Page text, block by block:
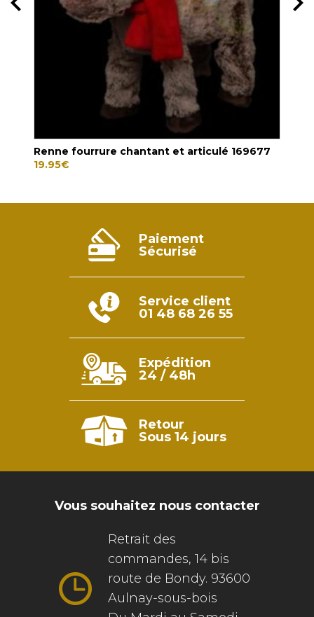
Renne fourrure chantant et articulé 169677
19.95€
Paiement
Sécurisé
Service client
01 48 68 26 55
Expédition
24 / 48h
Retour
Sous 14 jours
Vous souhaitez nous contacter
Retrait des
commandes, 14 bis
route de Bondy. 93600
Aulnay-sous-bois